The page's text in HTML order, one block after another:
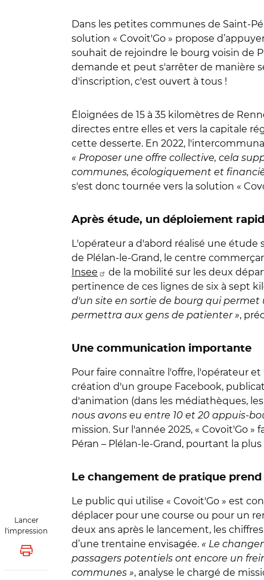
Lancer
l'impression
Lancer l'impression
Dans les petites communes de Saint-
solution « Covoit'Go » propose
souhait de rejoindre le bourg voisin de
demande et peut s'arrêter de manière
d'inscription, c'est ouvert à tous !
Éloignées de 15 à 35 kilomètres de
directes entre elles et vers la capitale
cette desserte. En 2022,
« Proposer une offre collective, cela
communes, écologiquement et
s'est donc tournée vers la solution «
Après étude, un déploiement
L'opérateur a d'abord réalisé une étude
de Plélan-le-Grand, le centre
Insee
de la mobilité sur les deux
pertinence de ces lignes de six à sept
d'un site en sortie de bourg qui permet
permettra aux gens de patienter »,
Une communication importante
Pour faire connaître l'offre, l'opérateur
création d'un groupe Facebook,
d'animation (dans les médiathèques,
nous avons eu entre 10 et 20 appuis-
mission. Sur l'année 2025, « Covoit'Go
Péran – Plélan-le-Grand, pourtant la
Le changement de pratique
Le public qui utilise « Covoit'Go » est
déplacer pour une course ou pour un
deux ans après le lancement, les
d’une trentaine envisagée. « Le
passagers potentiels ont encore un
communes », analyse le chargé de